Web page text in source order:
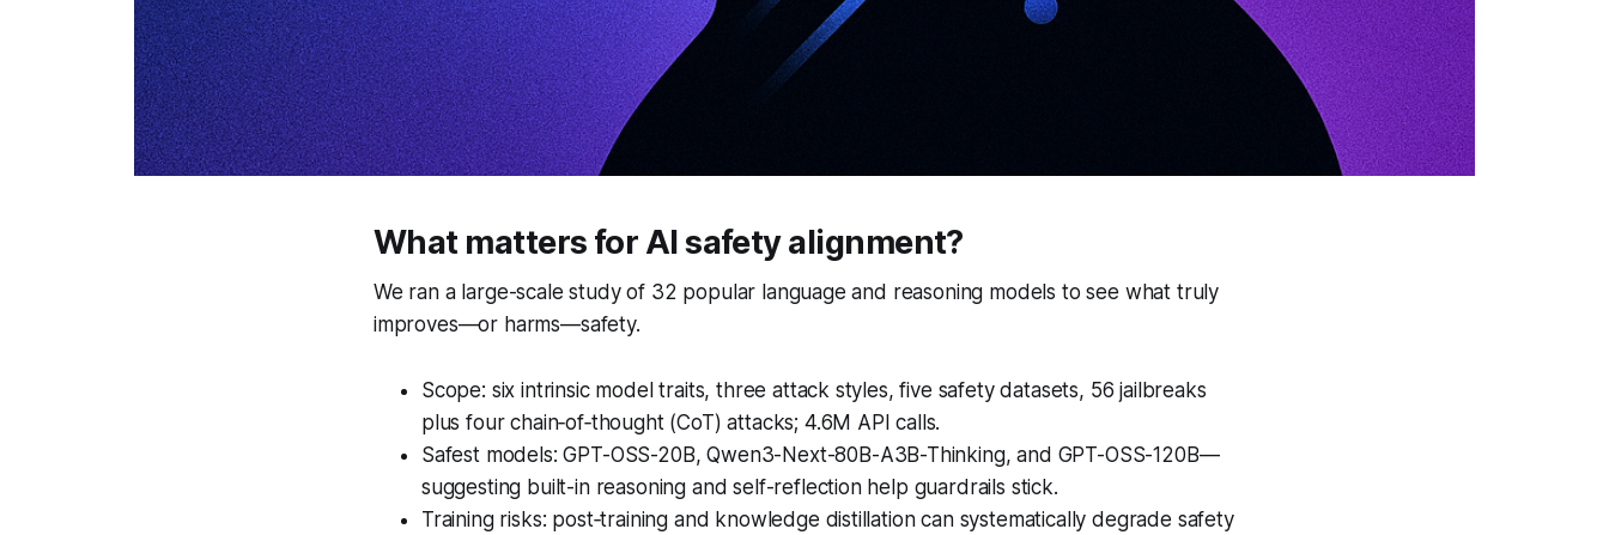
What matters for AI safety alignment?
We ran a large-scale study of 32 popular language and reasoning models to see what truly
improves—or harms—safety.
Scope: six intrinsic model traits, three attack styles, five safety datasets, 56 jailbreaks
plus four chain‑of‑thought (CoT) attacks; 4.6M API calls.
Safest models: GPT-OSS-20B, Qwen3-Next-80B-A3B-Thinking, and GPT-OSS-120B—
suggesting built-in reasoning and self-reflection help guardrails stick.
Training risks: post‑training and knowledge distillation can systematically degrade safety